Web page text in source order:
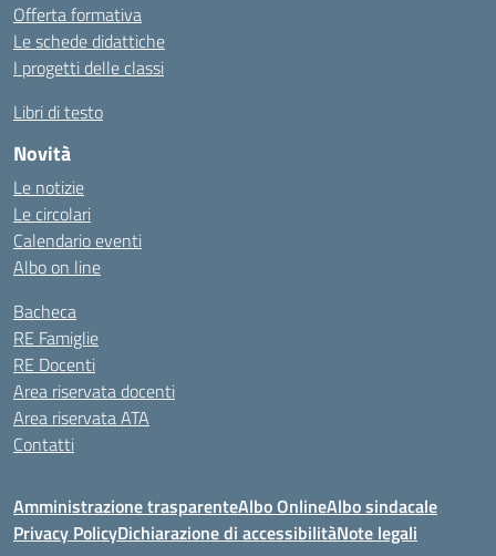
Offerta formativa
Le schede didattiche
I progetti delle classi
Libri di testo
Novità
Le notizie
Le circolari
Calendario eventi
Albo on line
Bacheca
RE Famiglie
RE Docenti
Area riservata docenti
Area riservata ATA
Contatti
Amministrazione trasparenteAlbo OnlineAlbo sindacale
Privacy PolicyDichiarazione di accessibilitàNote legali